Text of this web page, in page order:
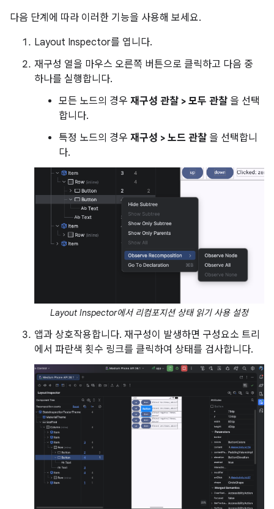
다음 단계에 따라 이러한 기능을 사용해 보세요.
Layout Inspector를 엽니다.
재구성 열을 마우스 오른쪽 버튼으로 클릭하고 다음 중
하나를 실행합니다.
모든 노드의 경우 재구성 관찰 > 모두 관찰 을 선택
합니다.
특정 노드의 경우 재구성 > 노드 관찰 을 선택합니
다.
Layout Inspector에서 리컴포지션 상태 읽기 사용 설정
앱과 상호작용합니다. 재구성이 발생하면 구성요소 트리
에서 파란색 횟수 링크를 클릭하여 상태를 검사합니다.